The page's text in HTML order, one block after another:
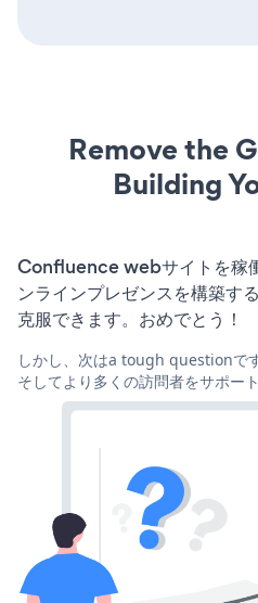
Remove the
Building
Confluence webサイトを稼
ンラインプレゼンスを構築す
克服できます。おめでとう！
しかし、次はa tough questionで
そしてより多くの訪問者をサポー